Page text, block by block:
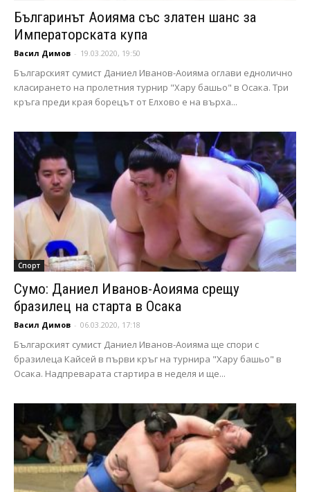
Българинът Аоияма със златен шанс за
Императорската купа
Васил Димов - 19.03.2020, 19:50
Българският сумист Даниел Иванов-Аоияма оглави еднолично
класирането на пролетния турнир "Хару башьо" в Осака. Три
кръга преди края борецът от Елхово е на върха...
Спорт
Сумо: Даниел Иванов-Аоияма срещу
бразилец на старта в Осака
Васил Димов - 06.03.2020, 17:18
Българският сумист Даниел Иванов-Аоияма ще спори с
бразилеца Кайсей в първи кръг на турнира "Хару башьо" в
Осака. Надпреварата стартира в неделя и ще...